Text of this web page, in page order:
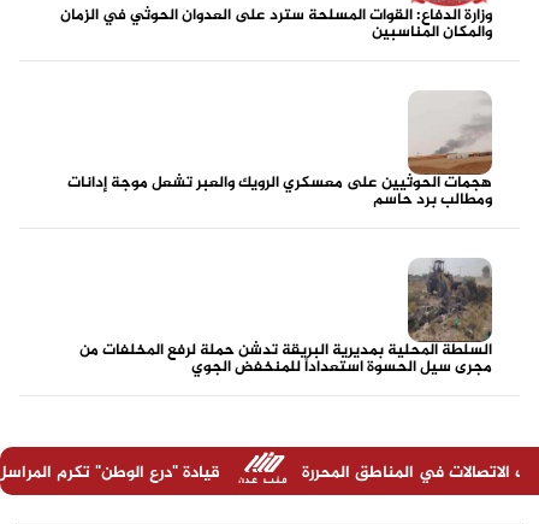
وزارة الدفاع: القوات المسلحة سترد على العدوان الحوثي في الزمان
والمكان المناسبين
هجمات الحوثيين على معسكري الرويك والعبر تشعل موجة إدانات
ومطالب برد حاسم
السلطة المحلية بمديرية البريقة تدشن حملة لرفع المخلفات من
مجرى سيل الحسوة استعداداً للمنخفض الجوي
المحررة قيادة "درع الوطن" تكرم المراسل الحربي